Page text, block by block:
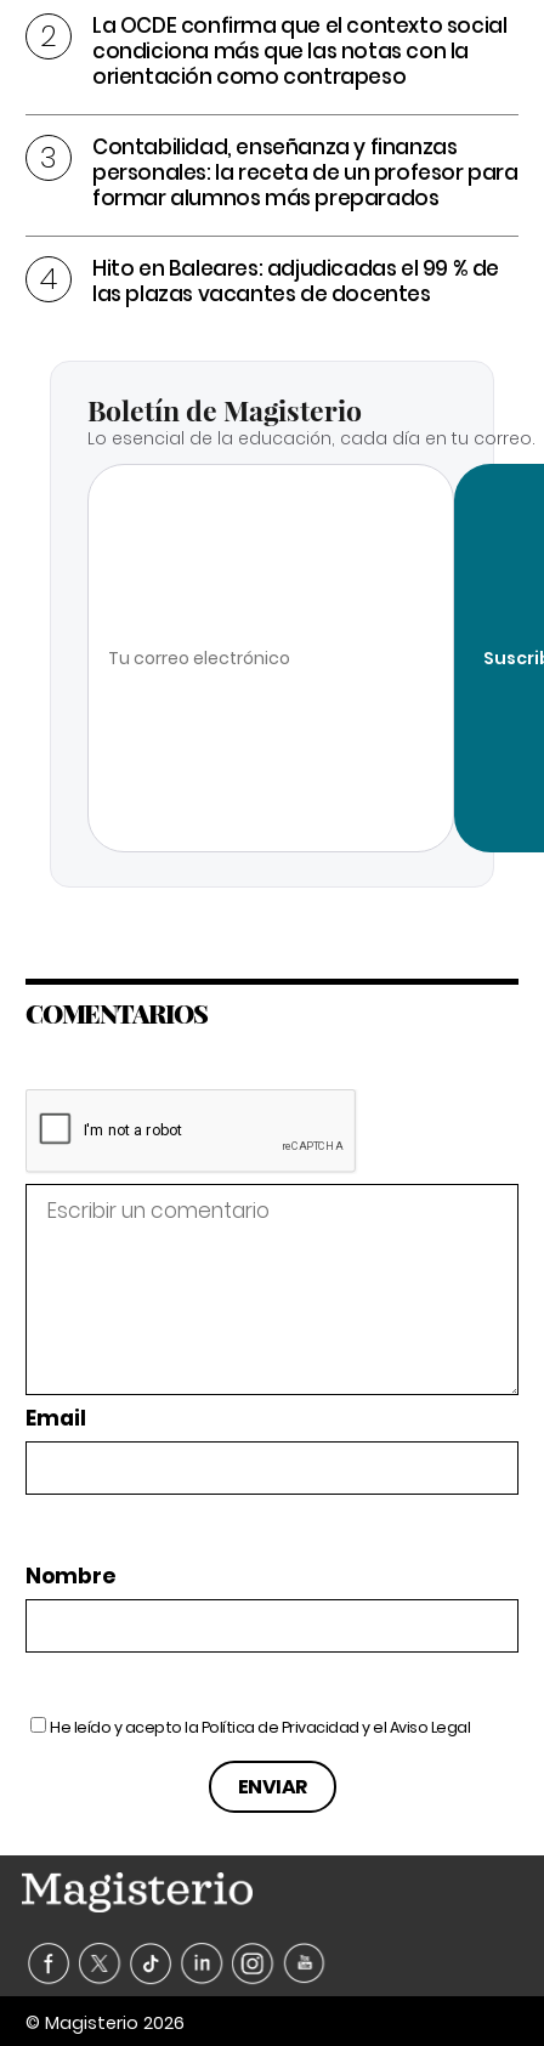
La OCDE confirma que el contexto social
condiciona más que las notas con la
orientación como contrapeso
Contabilidad, enseñanza y finanzas
personales: la receta de un profesor para
formar alumnos más preparados
Hito en Baleares: adjudicadas el 99 % de
las plazas vacantes de docentes
Boletín de Magisterio
Lo esencial de la educación, cada día en tu correo.
COMENTARIOS
Email
Nombre
He leído y acepto laPolítica de Privacidady elAviso Legal
© Magisterio 2026